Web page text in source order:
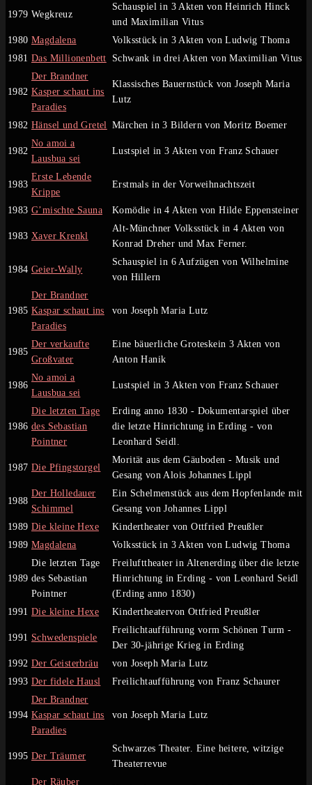
1979 Wegkreuz
Schauspiel in 3 Akten von Heinrich Hinck
und Maximilian Vitus
1980 Magdalena
Volksstück in 3 Akten von Ludwig Thoma
1981 Das Millionenbett Schwank in drei Akten von Maximilian Vitus
1982
Der Brandner
Kasper schaut ins
Paradies
Klassisches Bauernstück von Joseph Maria
Lutz
1982 Hänsel und Gretel Märchen in 3 Bildern von Moritz Boemer
1982
No amoi a
Lausbua sei
Lustspiel in 3 Akten von Franz Schauer
1983
Erste Lebende
Krippe
Erstmals in der Vorweihnachtszeit
1983 G’mischte Sauna Komödie in 4 Akten von Hilde Eppensteiner
1983 Xaver Krenkl
Alt-Münchner Volksstück in 4 Akten von
Konrad Dreher und Max Ferner.
1984 Geier-Wally
Schauspiel in 6 Aufzügen von Wilhelmine
von Hillern
1985
Der Brandner
Kaspar schaut ins
Paradies
von Joseph Maria Lutz
1985
Der verkaufte
Großvater
Eine bäuerliche Groteskein 3 Akten von
Anton Hanik
1986
No amoi a
Lausbua sei
Lustspiel in 3 Akten von Franz Schauer
1986
Die letzten Tage
des Sebastian
Pointner
Erding anno 1830 - Dokumentarspiel über
die letzte Hinrichtung in Erding - von
Leonhard Seidl.
1987 Die Pfingstorgel
Morität aus dem Gäuboden - Musik und
Gesang von Alois Johannes Lippl
1988
Der Holledauer
Schimmel
Ein Schelmenstück aus dem Hopfenlande mit
Gesang von Johannes Lippl
1989 Die kleine Hexe
Kindertheater von Ottfried Preußler
1989 Magdalena Volksstück in 3 Akten von Ludwig Thoma
1989
Die letzten Tage
des Sebastian
Pointner
Freilufttheater in Altenerding über die letzte
Hinrichtung in Erding - von Leonhard Seidl
(Erding anno 1830)
1991 Die kleine Hexe Kindertheatervon Ottfried Preußler
1991 Schwedenspiele
Freilichtaufführung vorm Schönen Turm -
Der 30-jährige Krieg in Erding
1992 Der Geisterbräu
von Joseph Maria Lutz
1993 Der fidele Hausl Freilichtaufführung von Franz Schaurer
1994
Der Brandner
Kaspar schaut ins
Paradies
von Joseph Maria Lutz
1995 Der Träumer
Schwarzes Theater. Eine heitere, witzige
Theaterrevue
Der Räuber